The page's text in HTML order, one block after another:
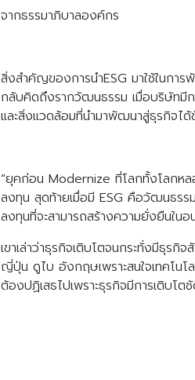
จากธรรมาภิบาลองค์กร
สิ่งสำคัญของการนำESG มาใช้ในกา
กลับคิดถึงรากวัฒนธรรม เมื่อบริษัทมี
และสิ่งแวดล้อมที่นำมาพัฒนาสู่ธุรกิจได้
“ยุคก่อน Modernize ที่โลกทั้งโลกหล
ลงทุน สุดท้ายเมื่อมี ESG คือวัฒนธรร
ลงทุนที่จะสามารถสร้างความยั่งยืนในอ
เขาเล่าว่าธุรกิจเติบโตจนกระทั่งมีธุ
ญี่ปุ่น ดูไบ อังกฤษเพราะสนใจเทคโน
ต้องปฏิเสธไปเพราะธุรกิจมีการเติบโ